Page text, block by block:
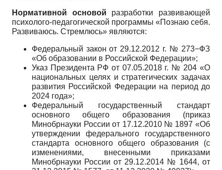
Нормативной основой разработки развивающей
психолого-педагогической программы «Познаю себя.
Развиваюсь. Стремлюсь» являются:
Федеральный закон от 29.12.2012 г. № 273−ФЗ
«Об образовании в Российской Федерации»;
Указ Президента РФ от 07.05.2018 г. № 204 «О
национальных целях и стратегических задачах
развития Российской Федерации на период до
2024 года»;
Федеральный государственный стандарт
основного общего образования (приказ
Минобрнауки России от 17.12.2010 № 1897 «Об
утверждении федерального государственного
стандарта основного общего образования (с
изменениями, внесенными приказами
Минобрнауки России от 29.12.2014 № 1644, от